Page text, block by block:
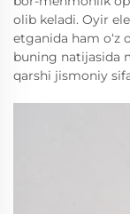
olib keladi. Oyir
etganida ham o‘z
buning natijasida
qarshi jismoniy